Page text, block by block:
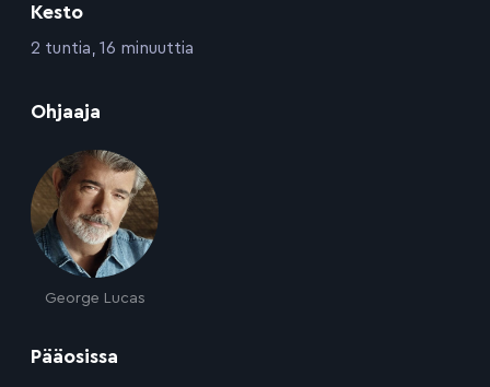
Kesto
:2 tuntia, 16 minuuttia
Ohjaaja
George Lucas
Pääosissa